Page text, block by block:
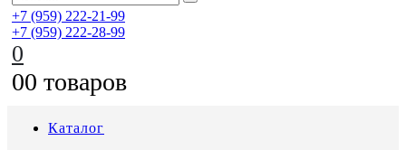
+7 (959) 222-21-99
+7 (959) 222-28-99
0
00 товаров
Каталог